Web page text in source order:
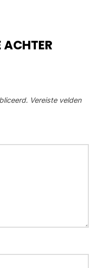
ACHTER
Vereiste velden